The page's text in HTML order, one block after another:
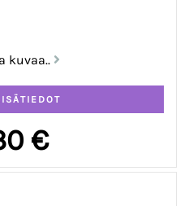
kuvaa..
€